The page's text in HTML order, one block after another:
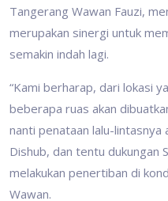
Tangerang Wawan Fauzi,
merupakan sinergi untuk
semakin indah lagi.
“Kami berharap, dari lokasi
beberapa ruas akan
nanti penataan lalu-lintasnya
Dishub, dan tentu dukungan
melakukan penertiban di
Wawan.